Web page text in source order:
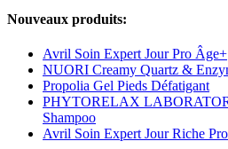
Nouveaux produits:
Avril Soin Expert Jour Pro Âge+
NUORI Creamy Quartz &
Propolia Gel Pieds Défatigant
PHYTORELAX
Shampoo
Avril Soin Expert Jour Riche